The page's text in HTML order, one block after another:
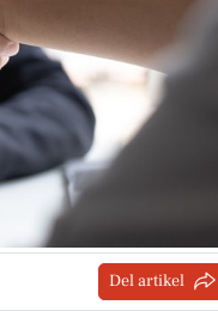
Del artikel